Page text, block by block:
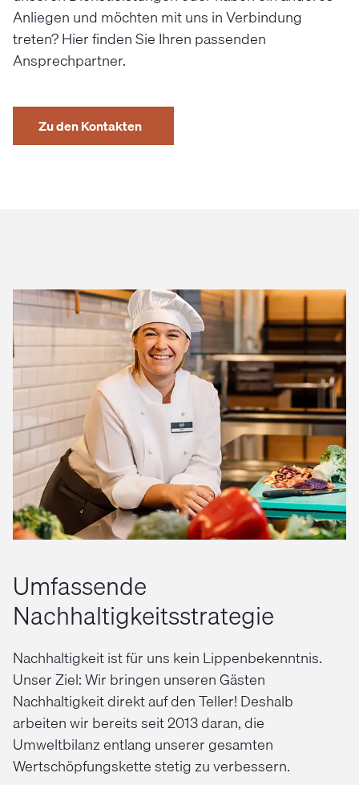
Anliegen und möchten mit uns in Verbindung
treten? Hier finden Sie Ihren passenden
Ansprechpartner.
Zu den Kontakten
Umfassende
Nachhaltigkeitsstrategie
Nachhaltigkeit ist für uns kein Lippenbekenntnis.
Unser Ziel: Wir bringen unseren Gästen
Nachhaltigkeit direkt auf den Teller! Deshalb
arbeiten wir bereits seit 2013 daran, die
Umweltbilanz entlang unserer gesamten
Wertschöpfungskette stetig zu verbessern.